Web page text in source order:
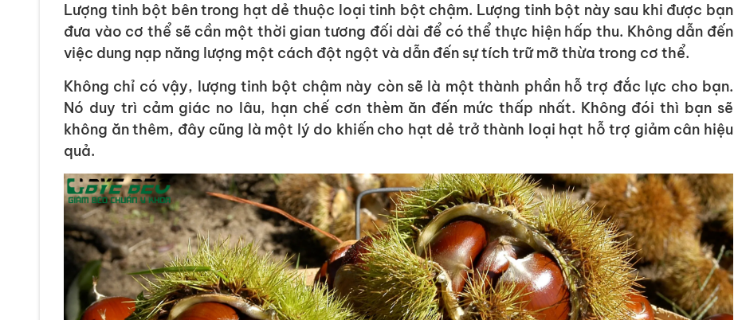
Lượng tinh bột bên trong hạt dẻ thuộc loại tinh bột chậm. Lượng tinh bột này sau khi được bạn
đưa vào cơ thể sẽ cần một thời gian tương đối dài để có thể thực hiện hấp thu. Không dẫn đến
việc dung nạp năng lượng một cách đột ngột và dẫn đến sự tích trữ mỡ thừa trong cơ thể.
Không chỉ có vậy, lượng tinh bột chậm này còn sẽ là một thành phần hỗ trợ đắc lực cho bạn.
Nó duy trì cảm giác no lâu, hạn chế cơn thèm ăn đến mức thấp nhất. Không đói thì bạn sẽ
không ăn thêm, đây cũng là một lý do khiến cho hạt dẻ trở thành loại hạt hỗ trợ giảm cân hiệu
quả.